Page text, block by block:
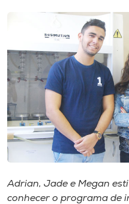
Cultura
Biblioteca
Editora
Rádio
Museu
Adrian, Jade e Megan
conhecer o programa de